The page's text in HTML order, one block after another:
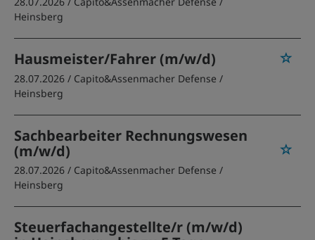
Heinsberg
Hausmeister/Fahrer (m/w/d)
28.07.2026 / Capito&Assenmacher Defense /
Heinsberg
Sachbearbeiter Rechnungswesen
(m/w/d)
28.07.2026 / Capito&Assenmacher Defense /
Heinsberg
Steuerfachangestellte/r (m/w/d)